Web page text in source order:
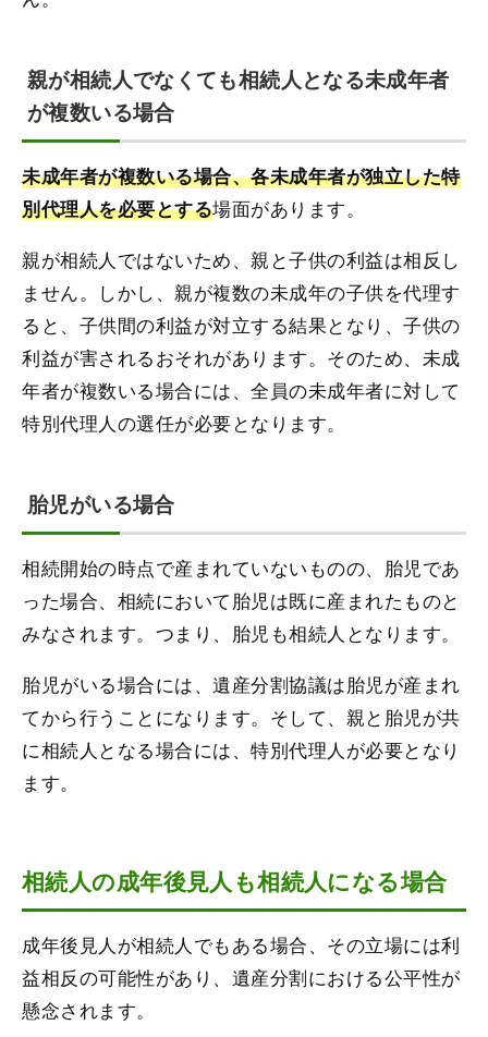
親が相続人でなくても相続人となる未成年者
が複数いる場合
未成年者が複数いる場合、各未成年者が独立した特
別代理人を必要とする場面があります。
親が相続人ではないため、親と子供の利益は相反し
ません。しかし、親が複数の未成年の子供を代理す
ると、子供間の利益が対立する結果となり、子供の
利益が害されるおそれがあります。そのため、未成
年者が複数いる場合には、全員の未成年者に対して
特別代理人の選任が必要となります。
胎児がいる場合
相続開始の時点で産まれていないものの、胎児であ
った場合、相続において胎児は既に産まれたものと
みなされます。つまり、胎児も相続人となります。
胎児がいる場合には、遺産分割協議は胎児が産まれ
てから行うことになります。そして、親と胎児が共
に相続人となる場合には、特別代理人が必要となり
ます。
相続人の成年後見人も相続人になる場合
成年後見人が相続人でもある場合、その立場には利
益相反の可能性があり、遺産分割における公平性が
懸念されます。